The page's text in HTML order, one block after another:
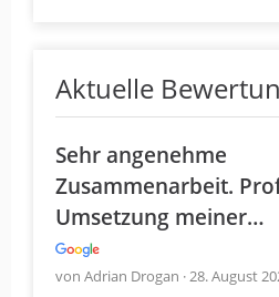
Aktuelle
Sehr angenehme
Zusammenarbeit.
Umsetzung meiner…
von Adrian Drogan · 28. August